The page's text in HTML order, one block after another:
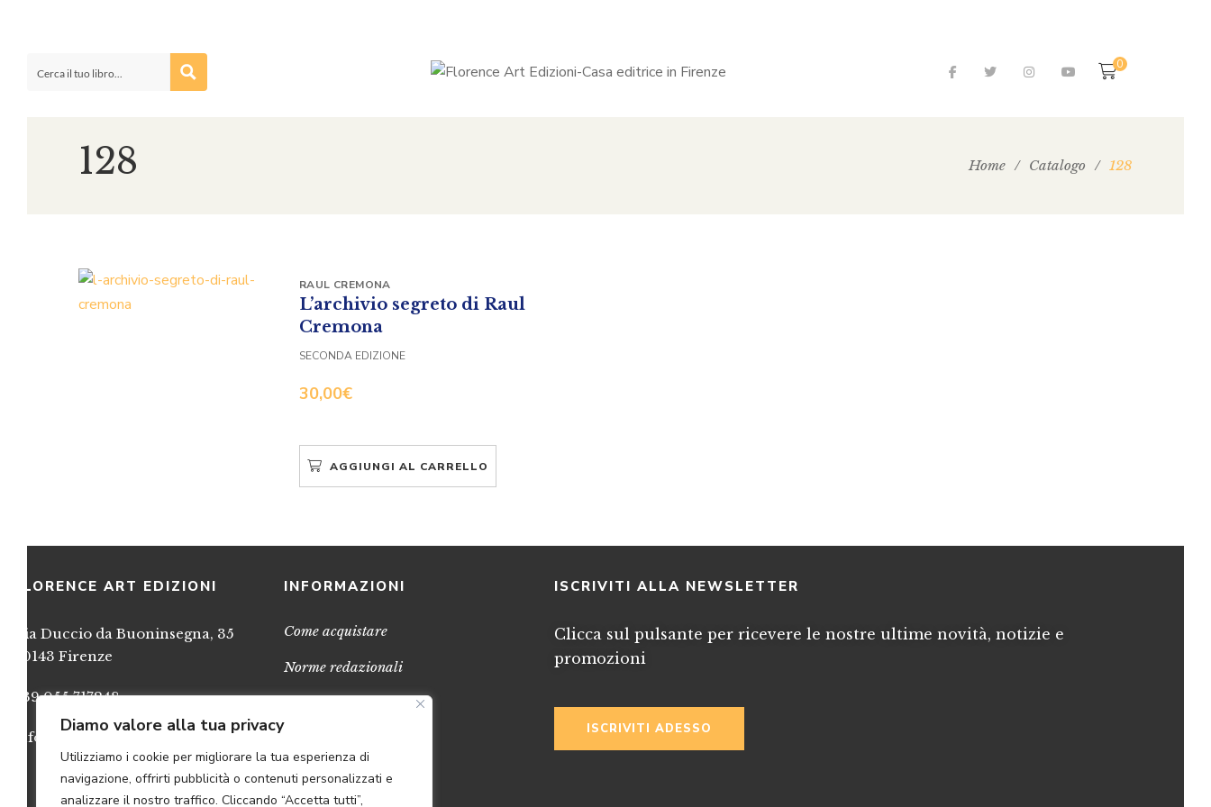
Diamo valore alla tua privacy
Utilizziamo i cookie per migliorare la tua esperienza di
navigazione, offrirti pubblicità o contenuti personalizzati e
analizzare il nostro traffico. Cliccando “Accetta tutti”,
0
128 Home / Catalogo / 128
L’archivio segreto di Raul
Cremona
30,00€
RAUL CREMONA
SECONDA EDIZIONE
AGGIUNGI AL CARRELLO
FLORENCE ART EDIZIONI
Via Duccio da Buoninsegna, 35
50143 Firenze
+39 055 717248
info@FlorenceArtEdizioni.com
INFORMAZIONI
Come acquistare
Norme redazionali
Credits
ISCRIVITI ALLA NEWSLETTER
Clicca sul pulsante per ricevere le nostre ultime novità, notizie e
promozioni
ISCRIVITI ADESSO